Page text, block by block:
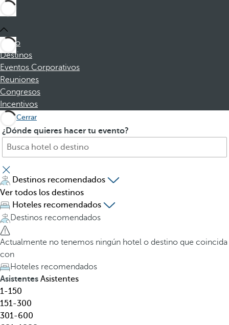
Inicio
Destinos
Eventos Corporativos
Reuniones
Congresos
Incentivos
Cerrar
¿Dónde quieres hacer tu evento?
B
s
c
a
h
o
t
e
l
,
d
e
s
t
i
A
p
u
l
s
a
r
l
a
t
e
c
l
a
d
Destinos recomendados
Ver todos los destinos
Hoteles recomendados
Destinos recomendados
Actualmente no tenemos ningún hotel o destino que coincida
con
Hoteles recomendados
Asistentes Asistentes
1-150
151-300
301-600